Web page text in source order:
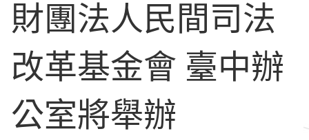
財團法人民間司法
改革基金會 臺中辦
公室將舉辦